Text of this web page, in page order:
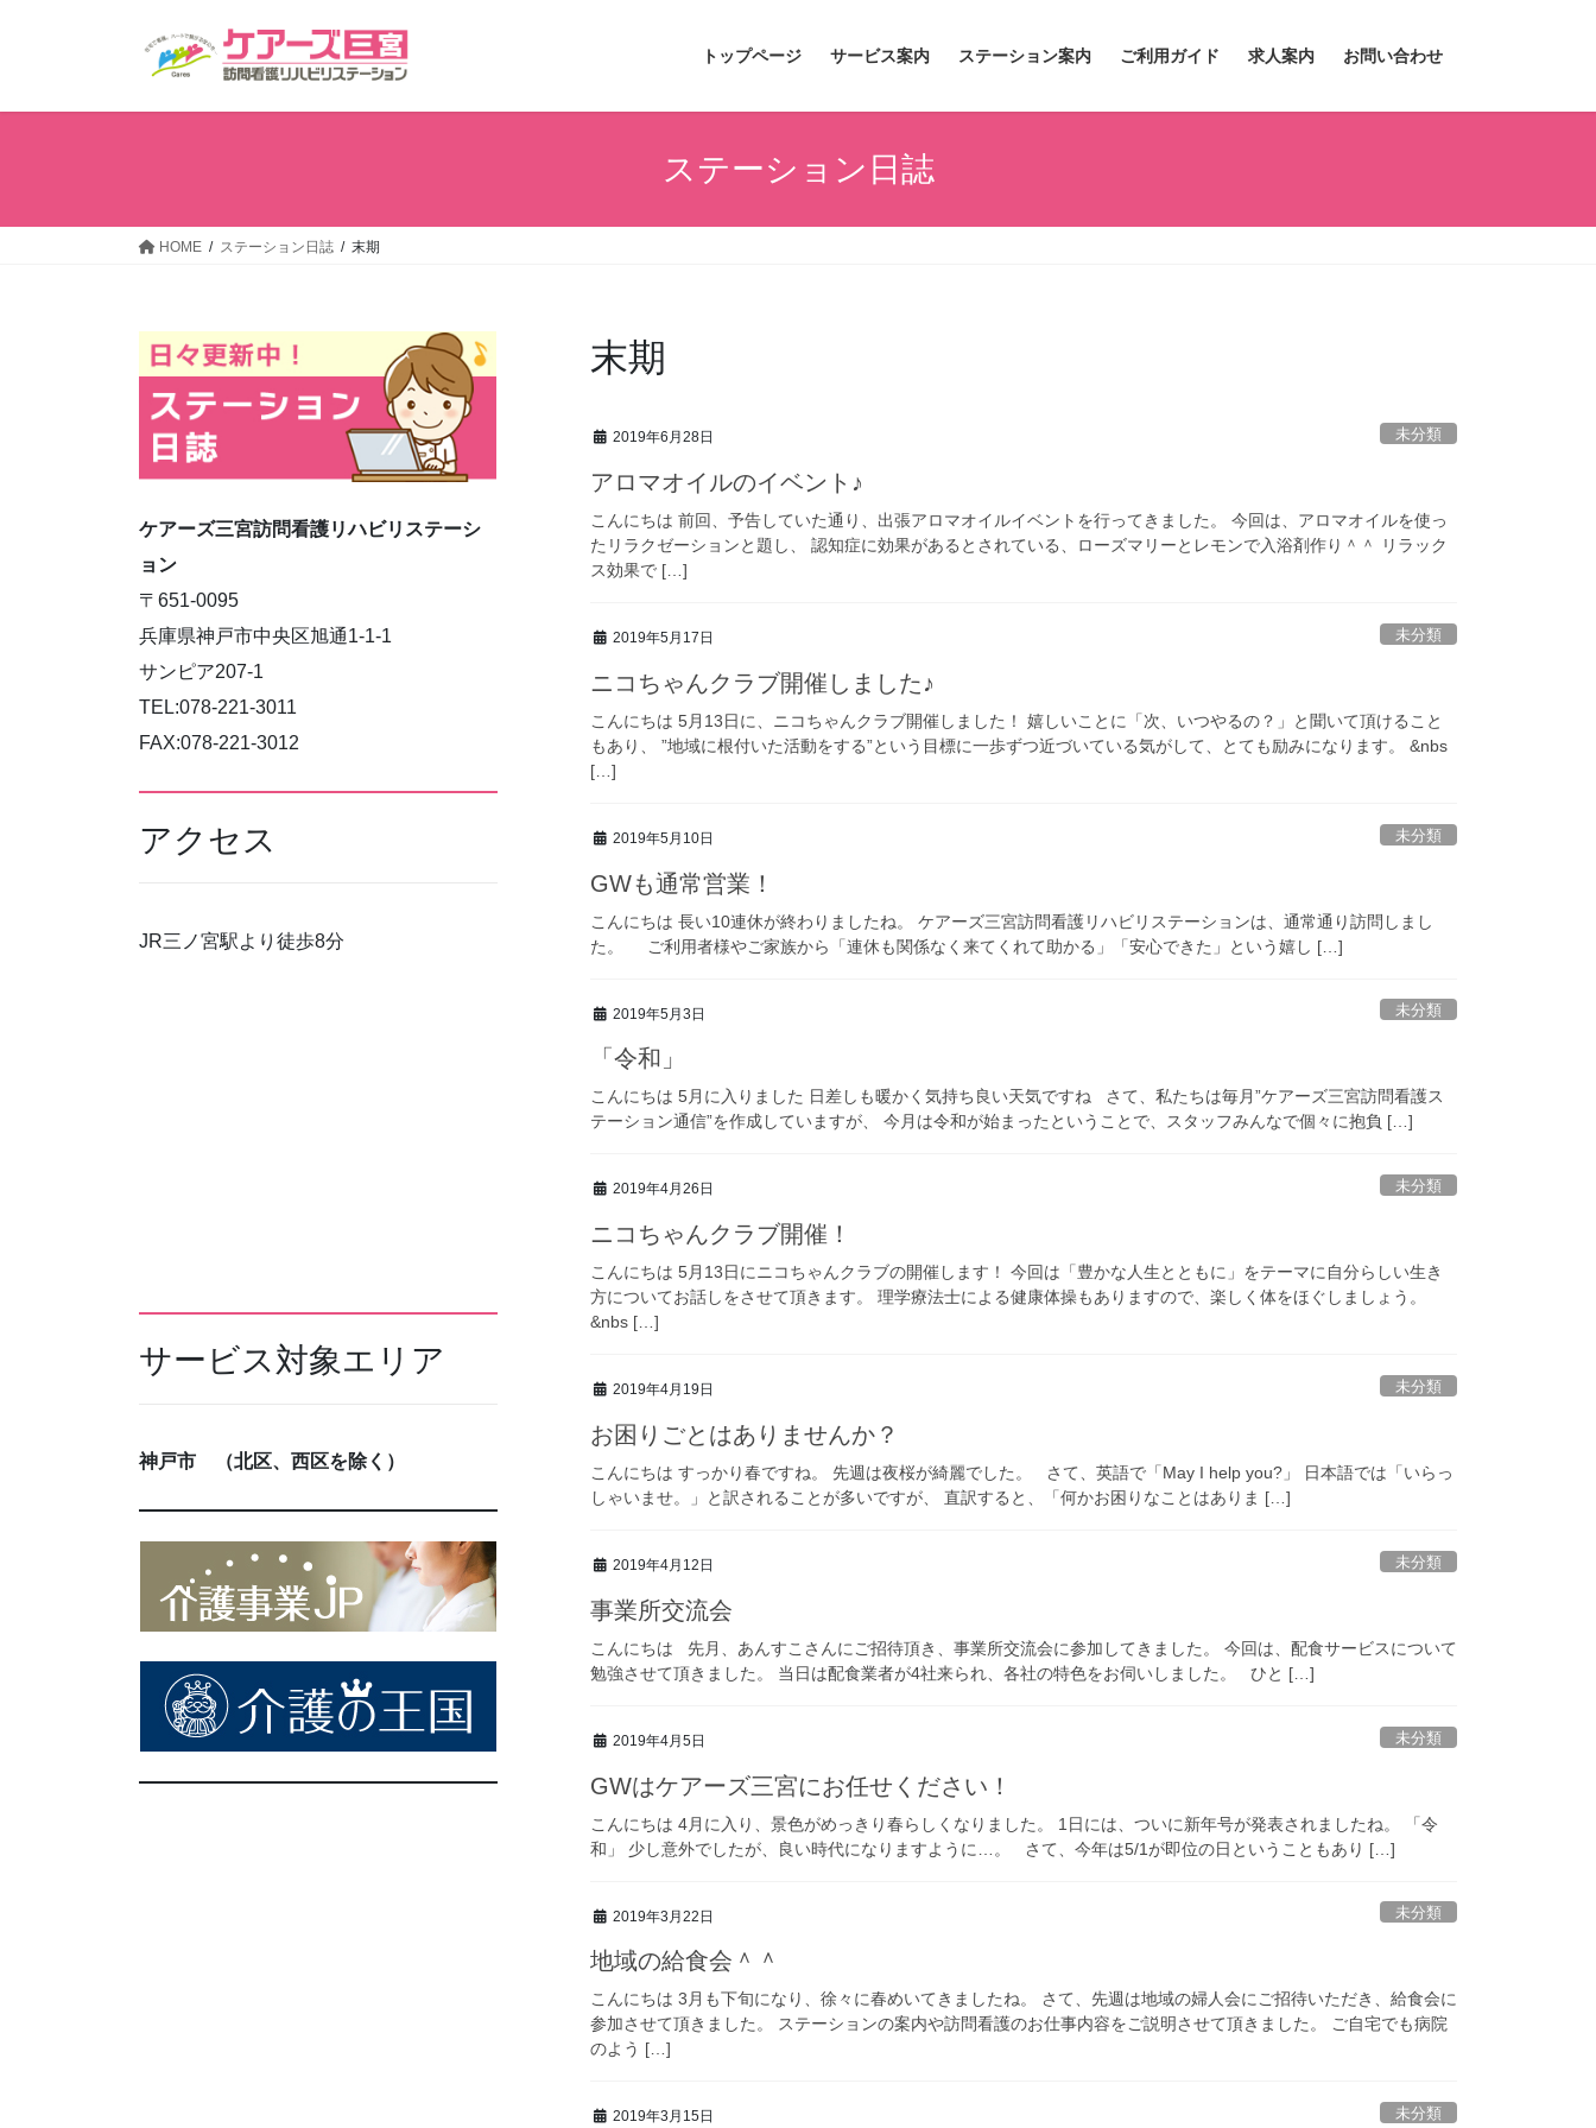
トップページ サービス案内 ステーション案内 ご利用ガイド 求人案内 お問い合わせ
ステーション日誌
HOME ステーション日誌 末期
末期
2019年6月28日 未分類
アロマオイルのイベント♪
こんにちは 前回、予告していた通り、出張アロマオイルイベントを行ってきました。 今回は、アロマオイルを使っ
たリラクゼーションと題し、 認知症に効果があるとされている、ローズマリーとレモンで入浴剤作り＾＾ リラック
ス効果で […]
2019年5月17日 未分類
ニコちゃんクラブ開催しました♪
こんにちは 5月13日に、ニコちゃんクラブ開催しました！ 嬉しいことに「次、いつやるの？」と聞いて頂けること
もあり、 ”地域に根付いた活動をする”という目標に一歩ずつ近づいている気がして、とても励みになります。 &nbs
[…]
2019年5月10日 未分類
GWも通常営業！
こんにちは 長い10連休が終わりましたね。 ケアーズ三宮訪問看護リハビリステーションは、通常通り訪問しまし
た。 ご利用者様やご家族から「連休も関係なく来てくれて助かる」「安心できた」という嬉し […]
2019年5月3日 未分類
「令和」
こんにちは 5月に入りました 日差しも暖かく気持ち良い天気ですね さて、私たちは毎月”ケアーズ三宮訪問看護ス
テーション通信”を作成していますが、 今月は令和が始まったということで、スタッフみんなで個々に抱負 […]
2019年4月26日 未分類
ニコちゃんクラブ開催！
こんにちは 5月13日にニコちゃんクラブの開催します！ 今回は「豊かな人生とともに」をテーマに自分らしい生き
方についてお話しをさせて頂きます。 理学療法士による健康体操もありますので、楽しく体をほぐしましょう。
&nbs […]
2019年4月19日 未分類
お困りごとはありませんか？
こんにちは すっかり春ですね。 先週は夜桜が綺麗でした。 さて、英語で「May I help you?」 日本語では「いらっ
しゃいませ。」と訳されることが多いですが、 直訳すると、「何かお困りなことはありま […]
2019年4月12日 未分類
事業所交流会
こんにちは 先月、あんすこさんにご招待頂き、事業所交流会に参加してきました。 今回は、配食サービスについて
勉強させて頂きました。 当日は配食業者が4社来られ、各社の特色をお伺いしました。 ひと […]
2019年4月5日 未分類
GWはケアーズ三宮にお任せください！
こんにちは 4月に入り、景色がめっきり春らしくなりました。 1日には、ついに新年号が発表されましたね。 「令
和」 少し意外でしたが、良い時代になりますように…。 さて、今年は5/1が即位の日ということもあり […]
2019年3月22日 未分類
地域の給食会＾＾
こんにちは 3月も下旬になり、徐々に春めいてきましたね。 さて、先週は地域の婦人会にご招待いただき、給食会に
参加させて頂きました。 ステーションの案内や訪問看護のお仕事内容をご説明させて頂きました。 ご自宅でも病院
のよう […]
2019年3月15日 未分類
ケアーズ三宮訪問看護リハビリステーシ
ョン
〒651-0095
兵庫県神戸市中央区旭通1-1-1
サンピア207-1
TEL:078-221-3011
FAX:078-221-3012
アクセス
JR三ノ宮駅より徒歩8分
サービス対象エリア
神戸市 （北区、西区を除く）